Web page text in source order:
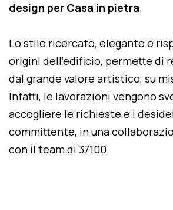
design per Casa in pietra.
Lo stile ricercato, elegante e
origini dell'edificio, permette di
dal grande valore artistico, su
Infatti, le lavorazioni vengono
accogliere le richieste e i
committente, in una
con il team di 37100.